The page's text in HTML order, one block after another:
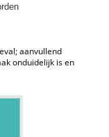
aanvullend
onduidelijk is en